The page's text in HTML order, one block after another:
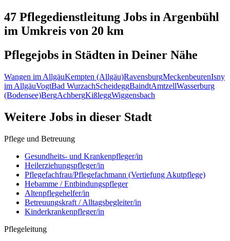
47 Pflegedienstleitung Jobs in Argenbühl
im Umkreis von 20 km
Pflegejobs in Städten in Deiner Nähe
Wangen im AllgäuKempten (Allgäu)RavensburgMeckenbeurenIsny
im AllgäuVogtBad WurzachScheideggBaindtAmtzellWasserburg
(Bodensee)BergAchbergKißleggWiggensbach
Weitere Jobs in dieser Stadt
Pflege und Betreuung
Gesundheits- und Krankenpfleger/in
Heilerziehungspfleger/in
Pflegefachfrau/Pflegefachmann (Vertiefung Akutpflege)
Hebamme / Entbindungspfleger
Altenpflegehelfer/in
Betreuungskraft / Alltagsbegleiter/in
Kinderkrankenpfleger/in
Pflegeleitung